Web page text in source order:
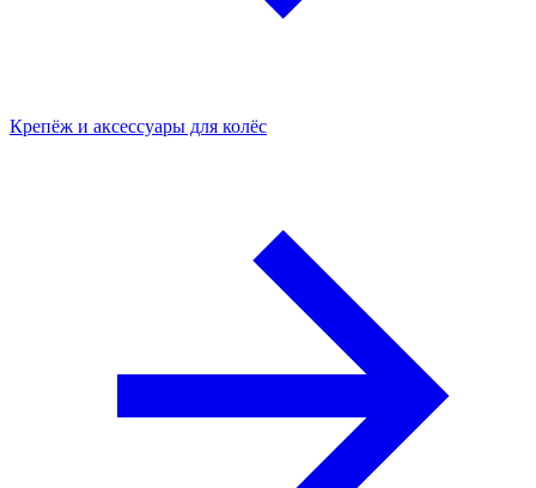
Крепёж и аксессуары для колёс